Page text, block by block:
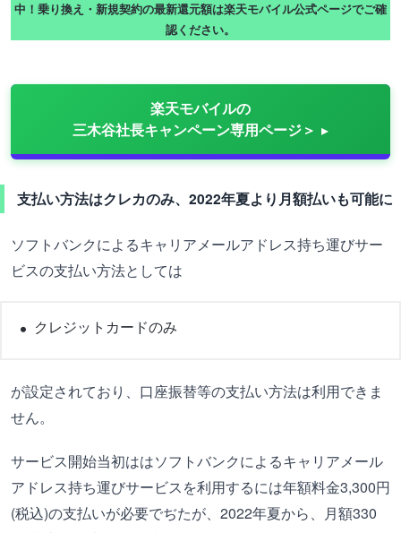
中！乗り換え・新規契約の最新還元額は楽天モバイル公式ページでご確
認ください。
楽天モバイルの
三木谷社長キャンペーン専用ページ＞
支払い方法はクレカのみ、2022年夏より月額払いも可能に
ソフトバンクによるキャリアメールアドレス持ち運びサー
ビスの支払い方法としては
クレジットカードのみ
が設定されており、口座振替等の支払い方法は利用できま
せん。
サービス開始当初ははソフトバンクによるキャリアメール
アドレス持ち運びサービスを利用するには年額料金3,300円
(税込)の支払いが必要でぢたが、2022年夏から、月額330